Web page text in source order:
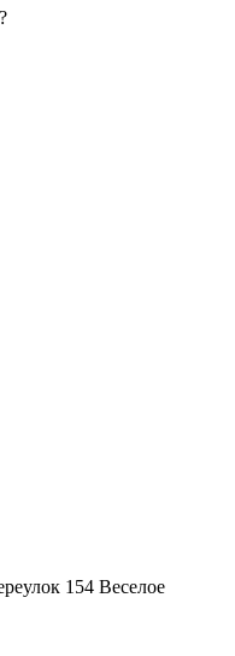
154 Веселое